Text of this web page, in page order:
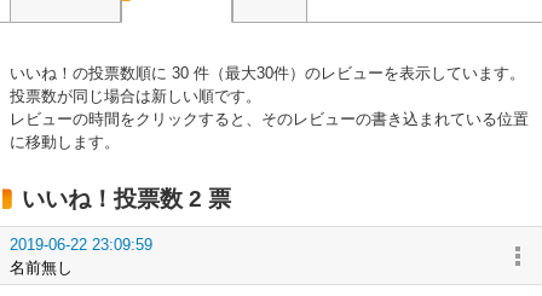
いいね！の投票数順に 30 件（最大30件）のレビューを表示しています。
投票数が同じ場合は新しい順です。
レビューの時間をクリックすると、そのレビューの書き込まれている位置
に移動します。
いいね！投票数 2 票
2019-06-22 23:09:59
名前無し